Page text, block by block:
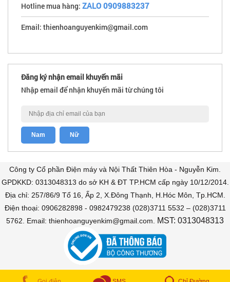
Hotline mua hàng: ZALO 0909883237
Email: thienhoanguyenkim@gmail.com
Đăng ký nhận email khuyến mãi
Nhập email để nhận khuyến mãi từ chúng tôi
Công ty Cổ phần Điện máy và Nội Thất Thiên Hòa - Nguyễn Kim.
GPDKKD: 0313048313 do sở KH & ĐT TP.HCM cấp ngày 10/12/2014.
Địa chỉ: 257/86/9 Tổ 16, Ấp 2, X.Đông Thạnh, H.Hóc Môn, Tp.HCM.
Điện thoại: 0906282898 - 0982479238 (028)3711 5532 – (028)3711
5762. Email: thienhoanguyenkim@gmail.com.
MST: 0313048313
COPYRIGHT © 2018 Bán trả góp. All Rights Reserved